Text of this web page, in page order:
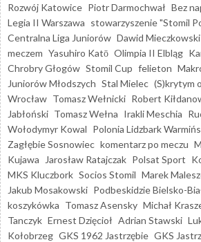
Rozwój Katowice Piotr Darmochwał Bez
Legia II Warszawa stowarzyszenie "Stomil
Centralna Liga Juniorów Dawid Mieczkowski
meczem Yasuhiro Katō Olimpia II Elbląg
Chrobry Głogów Stomil Cup felieton
Juniorów Młodszych Stal Mielec (S)krytym
Wrocław Tomasz Wełnicki Robert
Jabłoński Tomasz Wełna Irakli Meschia
Wołodymyr Kowal Polonia Lidzbark
Zagłębie Sosnowiec komentarz po meczu
Kujawa
Jarosław Ratajczak Polsat Sport
MKS Kluczbork Socios Stomil Marek
Jakub Mosakowski Podbeskidzie Bielsko-
koszykówka Tomasz Asensky Michał
Tanczyk Ernest Dzięcioł Adrian Stawski
Kołobrzeg GKS 1962 Jastrzębie GKS